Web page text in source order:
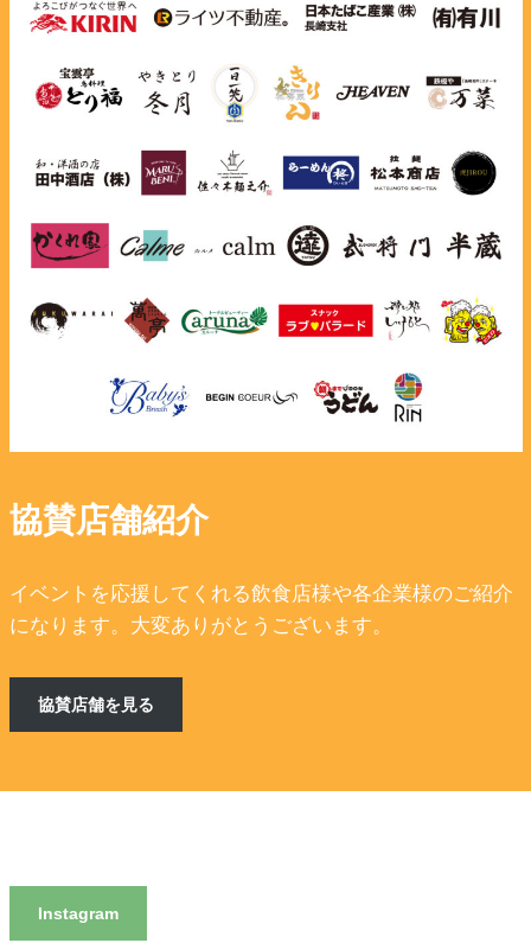
協賛店舗紹介
イベントを応援してくれる飲食店様や各企業様のご紹介
になります。大変ありがとうございます。
協賛店舗を見る
Instagram